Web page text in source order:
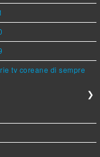
tv coreane di sempre
❯